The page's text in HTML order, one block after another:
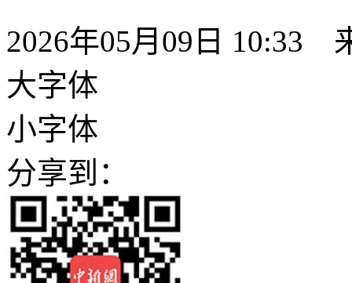
2026年05月09日 10:33
大字体
小字体
分享到：